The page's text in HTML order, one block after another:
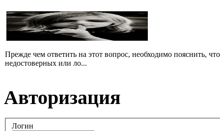
Прежде чем ответить на этот вопрос, необходимо пояснить,
недостоверных или ло...
Авторизация
Логин